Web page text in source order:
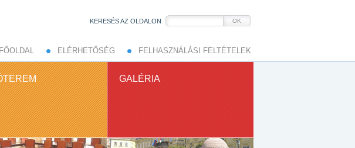
KERESÉS AZ OLDALON OK
FŐOLDAL ELÉRHETŐSÉG FELHASZNÁLÁSI FELTÉTELEK
GALÉRIA